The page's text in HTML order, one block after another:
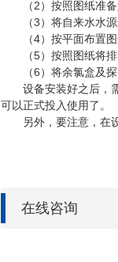
（2）按照图纸准备
（3）将自来水水源
（4）按平面布置图
（5）按照图纸将排
（6）将余氯盒及探
设备安装好之后，需
可以正式投入使用了。
另外，要注意，在设
在线咨询